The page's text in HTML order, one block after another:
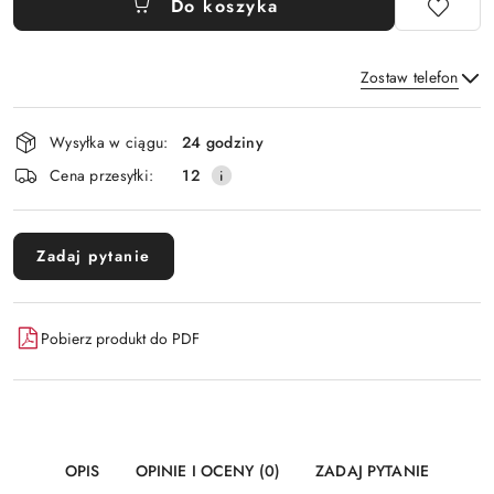
Do koszyka
Zostaw telefon
Wyślij
Dostępność
i
dostawa
Wysyłka w ciągu:
24 godziny
Cena przesyłki:
12
Zadaj pytanie
Pobierz produkt do PDF
OPIS OPINIE I OCENY (0) ZADAJ PYTANIE